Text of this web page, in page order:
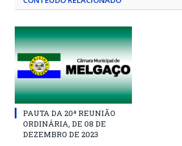
PAUTA DA 20ª REUNIÃO
ORDINÁRIA, DE 08 DE
DEZEMBRO DE 2023